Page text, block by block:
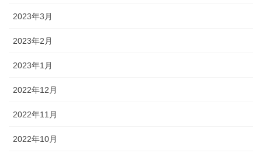
2023年3月
2023年2月
2023年1月
2022年12月
2022年11月
2022年10月